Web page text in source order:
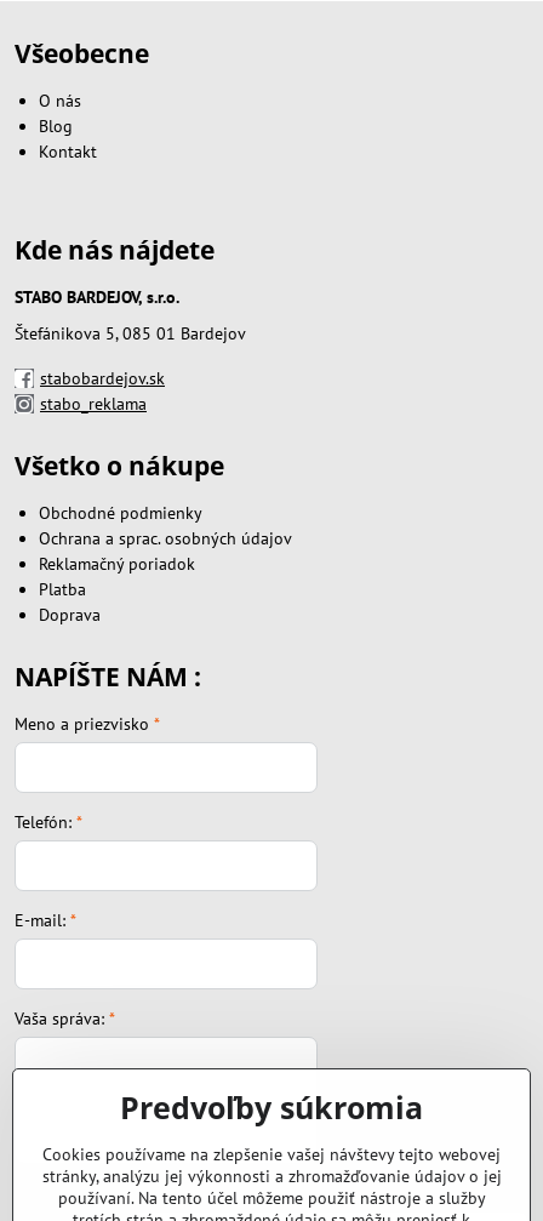
Všeobecne
O nás
Blog
Kontakt
Kde nás nájdete
STABO BARDEJOV, s.r.o.
Štefánikova 5, 085 01 Bardejov
stabobardejov.sk
stabo_reklama
Všetko o nákupe
Obchodné podmienky
Ochrana a sprac. osobných údajov
Reklamačný poriadok
Platba
Doprava
NAPÍŠTE NÁM :
Meno a priezvisko *
Telefón: *
E-mail: *
Vaša správa: *
Súbor:
Predvoľby súkromia
Cookies používame na zlepšenie vašej návštevy tejto webovej
stránky, analýzu jej výkonnosti a zhromažďovanie údajov o jej
používaní. Na tento účel môžeme použiť nástroje a služby